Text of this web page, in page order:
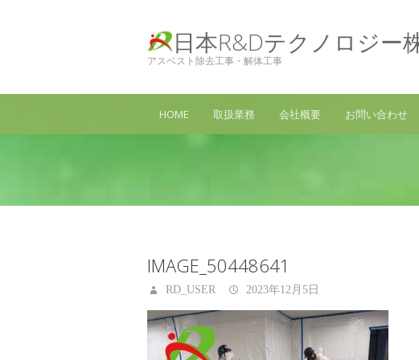
日本R&Dテクノロジー
アスベスト除去工事・解体工事
HOME 取扱業務 会社概要 お問い合わせ
IMAGE_50448641
RD_USER 2023年12月5日